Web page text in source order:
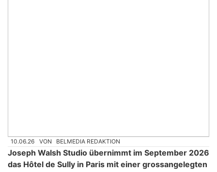
10.06.26 VON BELMEDIA REDAKTION
Joseph Walsh Studio übernimmt im September 2026
das Hôtel de Sully in Paris mit einer grossangelegten